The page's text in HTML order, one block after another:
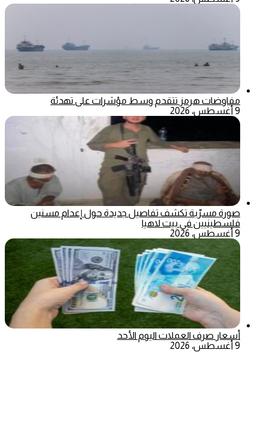
مفاوضات هرمز تتقدم وسط مؤشرات على تهدئة
9 أغسطس، 2026
صورة مسرّبة تكشف تفاصيل جديدة حول إعدام مسنين
فلسطينيين في بيت لاهيا
9 أغسطس، 2026
أسعار صرف العملات اليوم الأحد
9 أغسطس، 2026